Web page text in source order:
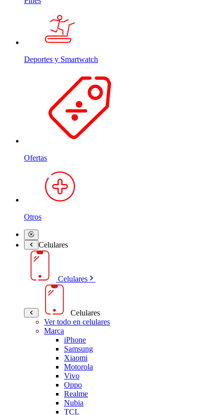
Deportes y Smartwatch
Ofertas
Otros
Celulares
Celulares
Celulares
Ver todo en celulares
Marca
iPhone
Samsung
Xiaomi
Motorola
Vivo
Oppo
Realme
Nubia
TCL